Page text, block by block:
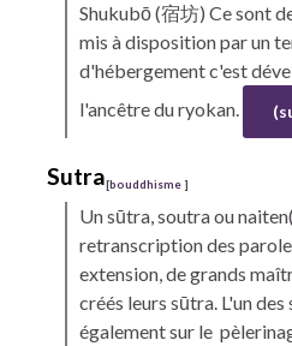
Shukubō(宿坊) Ce sont
mis à disposition par un
d'hébergement c'est
l'ancêtre du ryokan.
Sutra[bouddhisme]
Unsūtra,soutra ou
retranscription des
extension, de grands
créés leurs sūtra. L'un
également sur le